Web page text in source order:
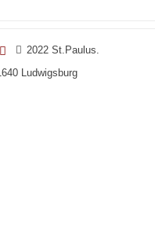
2022 St.Paulus.
Ludwigsburg